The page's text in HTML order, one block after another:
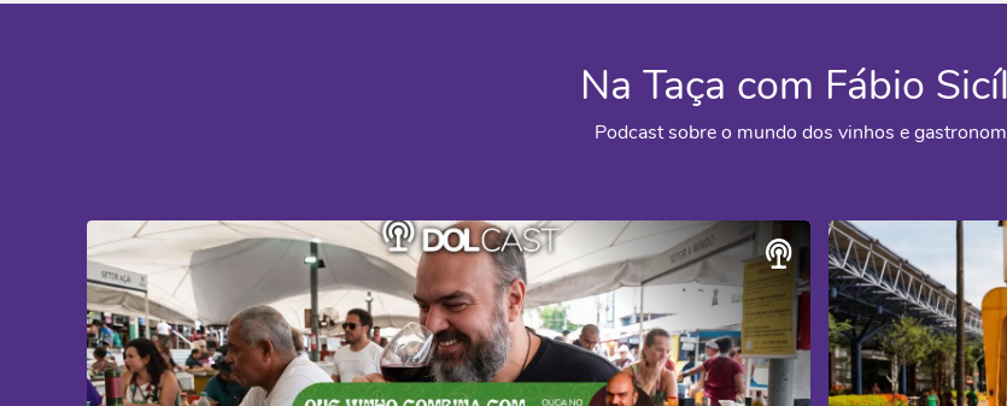
Na Taça com Fábio
Podcast sobre o mundo dos vinhos e